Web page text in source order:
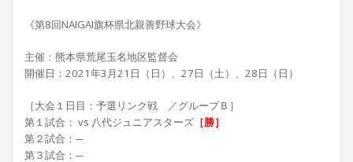
《第8回NAIGAI旗杯県北親善野球大会》
主催：熊本県荒尾玉名地区監督会
開催日：2021年3月21日（日）、27日（土）、28日（日）
［大会１日目：予選リンク戦 ／グループＢ］
第１試合： vs 八代ジュニアスターズ ［勝］
第２試合：─
第３試合：─